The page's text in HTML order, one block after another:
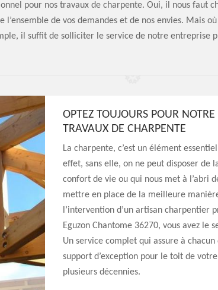
pour nos travaux de charpente. Oui, il nous faut
l’ensemble de vos demandes et de nos envies. Mais
il suffit de solliciter le service de notre entreprise
OPTEZ TOUJOURS POUR
TRAVAUX DE CHARPENTE
La charpente, c’est un élément
effet, sans elle, on ne peut disposer de
confort de vie ou qui nous met à l’abri
mettre en place de la meilleure
l’intervention d’un artisan charpentier
Eguzon Chantome 36270, vous avez le
Un service complet qui assure à
support d’exception pour le toit de
plusieurs décennies.